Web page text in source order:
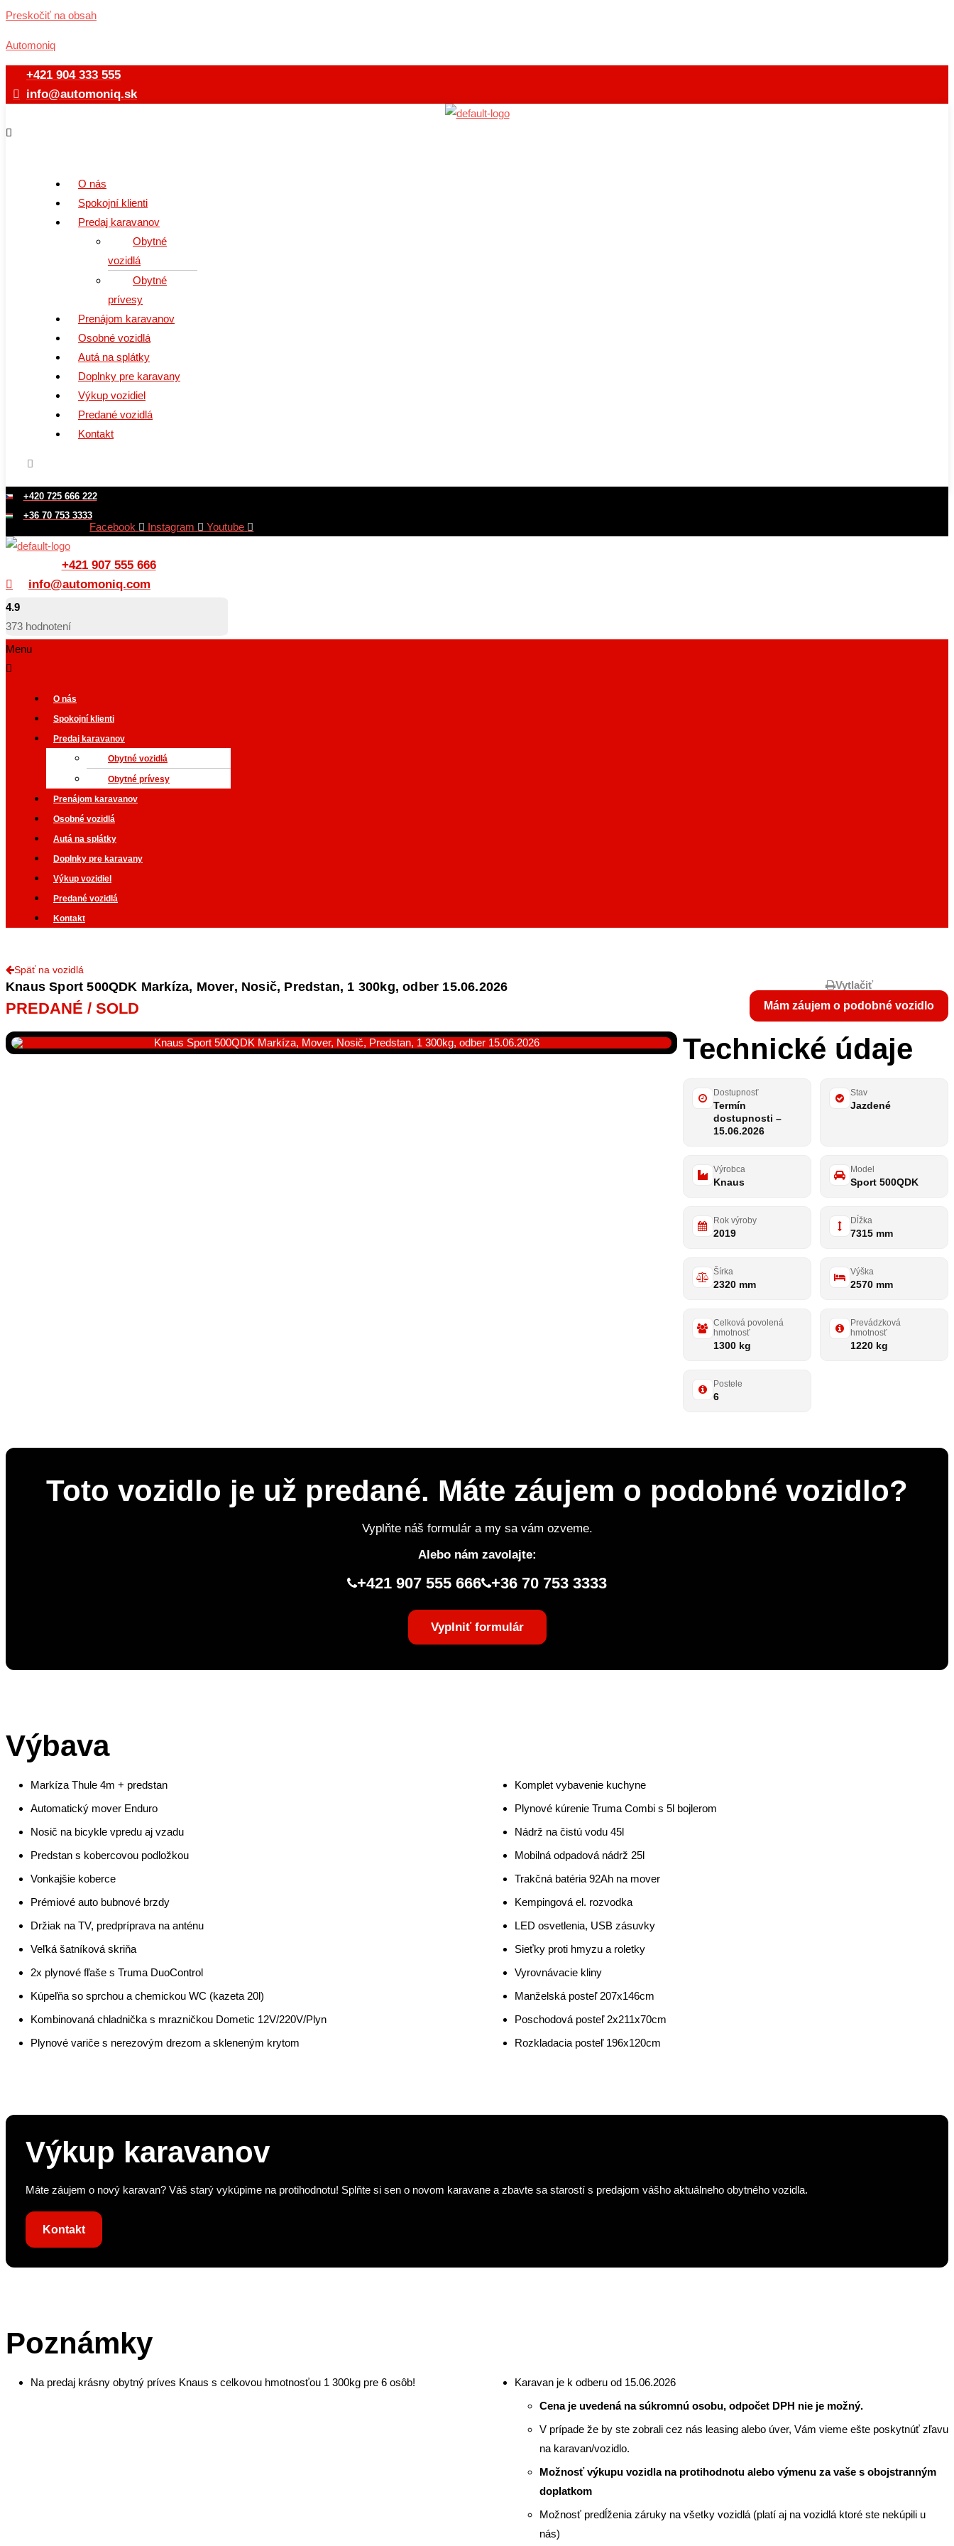
Preskočiť na obsah
Automoniq
+421 904 333 555
info@automoniq.sk
O nás
Spokojní klienti
Predaj karavanov
Obytné
vozidlá
Obytné
prívesy
Prenájom karavanov
Osobné vozidlá
Autá na splátky
Doplnky pre karavany
Výkup vozidiel
Predané vozidlá
Kontakt
+420 725 666 222
+36 70 753 3333
Facebook Instagram Youtube
+421 907 555 666
info@automoniq.com
4.9
373 hodnotení
Menu
O nás
Spokojní klienti
Predaj karavanov
Obytné vozidlá
Obytné prívesy
Prenájom karavanov
Osobné vozidlá
Autá na splátky
Doplnky pre karavany
Výkup vozidiel
Predané vozidlá
Kontakt
Späť na vozidlá
Knaus Sport 500QDK Markíza, Mover, Nosič, Predstan, 1 300kg, odber 15.06.2026
PREDANÉ / SOLD
Vytlačiť
Mám záujem o podobné vozidlo
Technické údaje
Dostupnosť
Termín
dostupnosti –
15.06.2026
Stav
Jazdené
Výrobca
Knaus
Model
Sport 500QDK
Rok výroby
2019
Dĺžka
7315 mm
Šírka
2320 mm
Výška
2570 mm
Celková povolená
hmotnosť
1300 kg
Prevádzková
hmotnosť
1220 kg
Postele
6
Toto vozidlo je už predané. Máte záujem o podobné vozidlo?
Vyplňte náš formulár a my sa vám ozveme.
Alebo nám zavolajte:
+421 907 555 666 +36 70 753 3333
Vyplniť formulár
Výbava
Markíza Thule 4m + predstan
Automatický mover Enduro
Nosič na bicykle vpredu aj vzadu
Predstan s kobercovou podložkou
Vonkajšie koberce
Prémiové auto bubnové brzdy
Držiak na TV, predpríprava na anténu
Veľká šatníková skriňa
2x plynové fľaše s Truma DuoControl
Kúpeľňa so sprchou a chemickou WC (kazeta 20l)
Kombinovaná chladnička s mrazničkou Dometic 12V/220V/Plyn
Plynové variče s nerezovým drezom a skleneným krytom
Komplet vybavenie kuchyne
Plynové kúrenie Truma Combi s 5l bojlerom
Nádrž na čistú vodu 45l
Mobilná odpadová nádrž 25l
Trakčná batéria 92Ah na mover
Kempingová el. rozvodka
LED osvetlenia, USB zásuvky
Sieťky proti hmyzu a roletky
Vyrovnávacie kliny
Manželská posteľ 207x146cm
Poschodová posteľ 2x211x70cm
Rozkladacia posteľ 196x120cm
Výkup karavanov
Máte záujem o nový karavan? Váš starý vykúpime na protihodnotu! Splňte si sen o novom karavane a zbavte sa starostí s predajom vášho aktuálneho obytného vozidla.
Kontakt
Poznámky
Na predaj krásny obytný príves Knaus s celkovou hmotnosťou 1 300kg pre 6 osôb!
Karavan je k odberu od 15.06.2026
Cena je uvedená na súkromnú osobu, odpočet DPH nie je možný.
V prípade že by ste zobrali cez nás leasing alebo úver, Vám vieme ešte poskytnúť zľavu
na karavan/vozidlo.
Možnosť výkupu vozidla na protihodnotu alebo výmenu za vaše s obojstranným
doplatkom
Možnosť predĺženia záruky na všetky vozidlá (platí aj na vozidlá ktoré ste nekúpili u
nás)